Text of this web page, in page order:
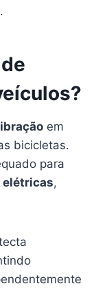
em
bicicletas.
para
,